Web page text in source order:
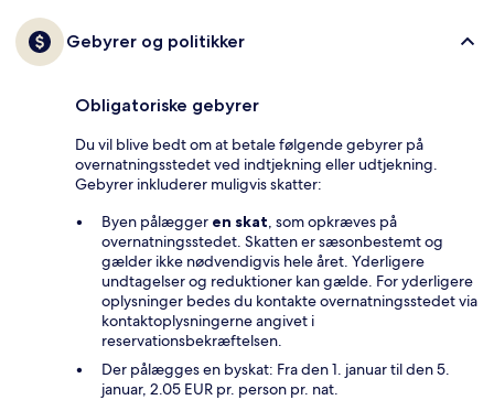
Gebyrer og politikker
Obligatoriske gebyrer
Du vil blive bedt om at betale følgende gebyrer på
overnatningsstedet ved indtjekning eller udtjekning.
Gebyrer inkluderer muligvis skatter:
Byen pålægger en skat, som opkræves på
overnatningsstedet. Skatten er sæsonbestemt og
gælder ikke nødvendigvis hele året. Yderligere
undtagelser og reduktioner kan gælde. For yderligere
oplysninger bedes du kontakte overnatningsstedet via
kontaktoplysningerne angivet i
reservationsbekræftelsen.
Der pålægges en byskat: Fra den 1. januar til den 5.
januar, 2.05 EUR pr. person pr. nat.